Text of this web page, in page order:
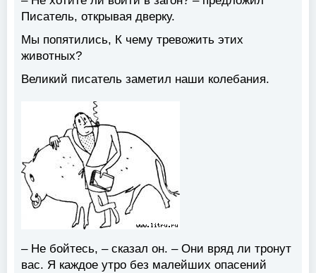
Писатель, открывая дверку.
Мы попятились, К чему тревожить этих
животных?
Великий писатель заметил наши колебания.
– Не бойтесь, – сказал он. – Они вряд ли тронут
вас. Я каждое утро без малейших опасений